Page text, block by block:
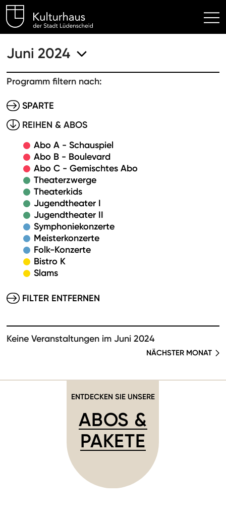
Kulturhaus Lüdenscheid
Juni 2024
Programm filtern nach:
SPARTE
REIHEN & ABOS
Abo A - Schauspiel
Abo B - Boulevard
Abo C - Gemischtes Abo
Theaterzwerge
Theaterkids
Jugendtheater I
Jugendtheater II
Symphoniekonzerte
Meisterkonzerte
Folk-Konzerte
Bistro K
Slams
FILTER ENTFERNEN
Keine Veranstaltungen im Juni 2024
NÄCHSTER MONAT
ENTDECKEN SIE UNSERE
ABOS &
PAKETE